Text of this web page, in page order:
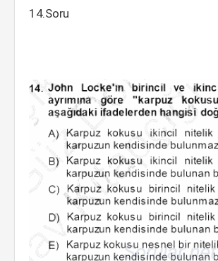
14.Soru